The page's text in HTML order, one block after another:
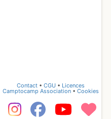
Contact • CGU • Licences
Camptocamp Association • Cookies